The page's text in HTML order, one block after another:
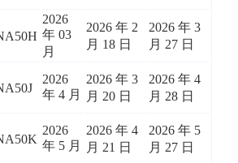
2026
年 03
月
2026 年 2
月 18 日
2026 年 3
月 27 日
2026
年 4 月
2026 年 3
月 20 日
2026 年 4
月 28 日
2026
年 5 月
2026 年 4
月 21 日
2026 年 5
月 27 日